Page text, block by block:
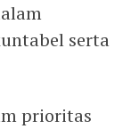
serta
prioritas